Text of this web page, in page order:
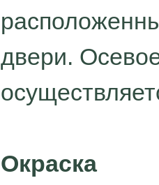
двери.
Окраска